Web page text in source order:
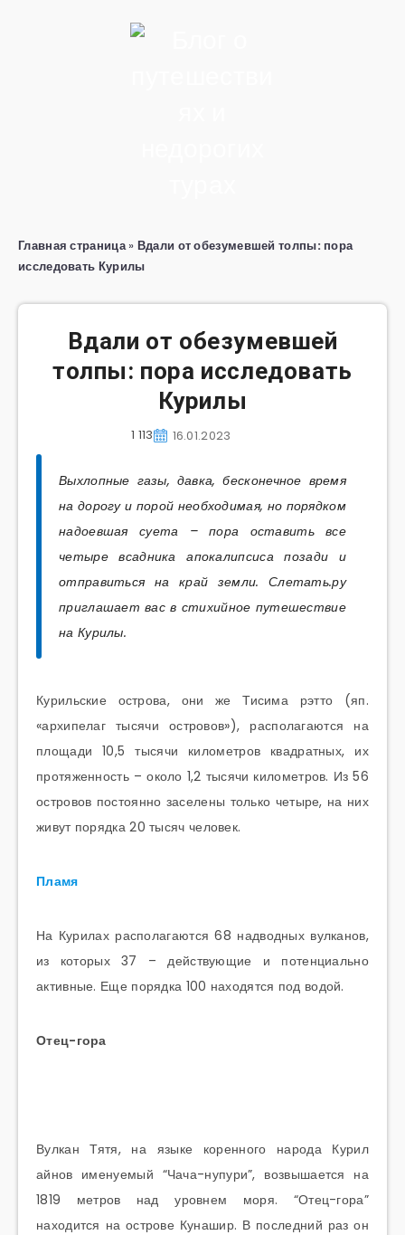
Главная страница» Вдали от обезумевшей толпы: пора
исследовать Курилы
Вдали от обезумевшей
толпы: пора исследовать
Курилы
16.01.2023
1 113
Выхлопные газы, давка, бесконечное время
на дорогу и порой необходимая, но порядком
надоевшая суета – пора оставить все
четыре всадника апокалипсиса позади и
отправиться на край земли. Слетать.ру
приглашает вас в стихийное путешествие
на Курилы.
Курильские острова, они же Тисима рэтто (яп.
«архипелаг тысячи островов»), располагаются на
площади 10,5 тысячи километров квадратных, их
протяженность – около 1,2 тысячи километров. Из 56
островов постоянно заселены только четыре, на них
живут порядка 20 тысяч человек.
Пламя
На Курилах располагаются 68 надводных вулканов,
из которых 37 – действующие и потенциально
активные. Еще порядка 100 находятся под водой.
Отец-гора
Вулкан Тятя, на языке коренного народа Курил
айнов именуемый “Чача-нупури”, возвышается на
1819 метров над уровнем моря. “Отец-гора”
находится на острове Кунашир. В последний раз он